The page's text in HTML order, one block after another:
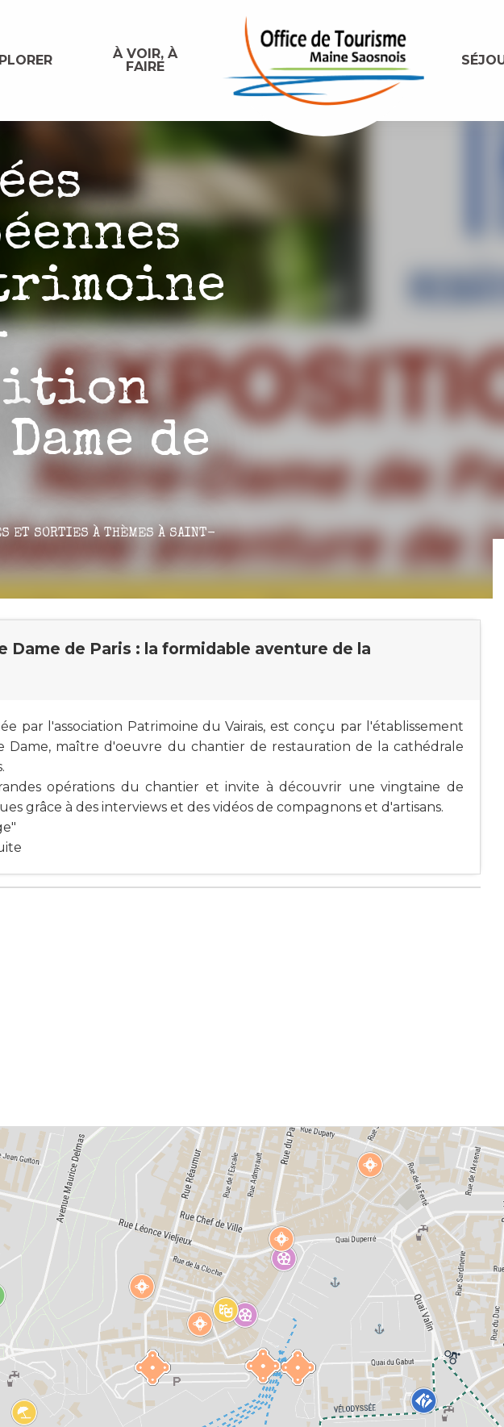
À VOIR, À
FAIRE
de
ET SORTIES À THÈMES À SAINT-
Dame de Paris : la formidable aventure de la
par l'association Patrimoine du Vairais, est conçu par l'établissement
Dame, maître d'oeuvre du chantier de restauration de la cathédrale
opérations du chantier et invite à découvrir une vingtaine de
grâce à des interviews et des vidéos de compagnons et d'artisans.